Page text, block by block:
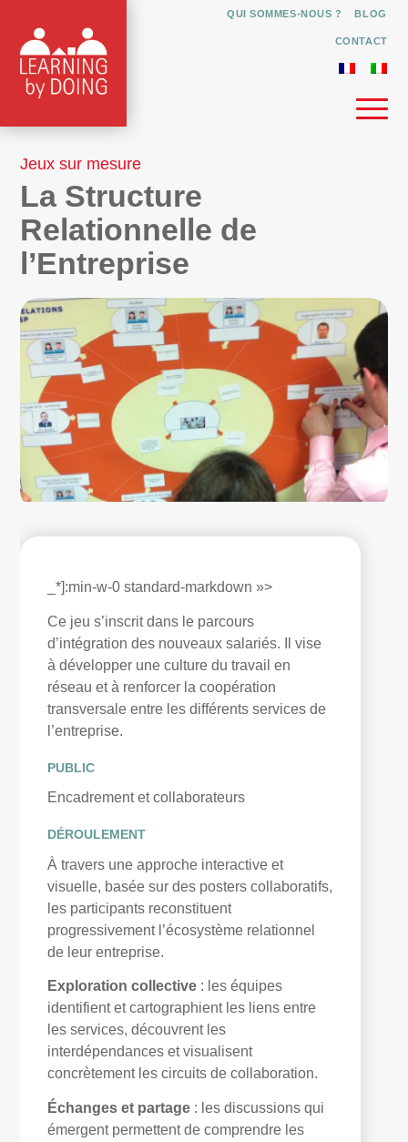
QUI SOMMES-NOUS ? BLOG
CONTACT
Jeux sur mesure
La Structure
Relationnelle de
l’Entreprise
_*]:min-w-0 standard-markdown »>
Ce jeu s’inscrit dans le parcours
d’intégration des nouveaux salariés. Il vise
à développer une culture du travail en
réseau et à renforcer la coopération
transversale entre les différents services de
l’entreprise.
PUBLIC
Encadrement et collaborateurs
DÉROULEMENT
À travers une approche interactive et
visuelle, basée sur des posters collaboratifs,
les participants reconstituent
progressivement l’écosystème relationnel
de leur entreprise.
Exploration collective : les équipes
identifient et cartographient les liens entre
les services, découvrent les
interdépendances et visualisent
concrètement les circuits de collaboration.
Échanges et partage : les discussions qui
émergent permettent de comprendre les